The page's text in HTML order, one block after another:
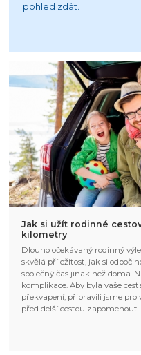
pohled zdát.
Jak si užít rodinné
kilometry
Dlouho očekávaný rodinný
skvělá příležitost, jak si
společný čas jinak než doma.
komplikace. Aby byla vaše
překvapení, připravili jsme
před delší cestou zapomenout.